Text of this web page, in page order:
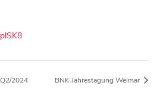
2024 BNK Jahrestagung Weimar